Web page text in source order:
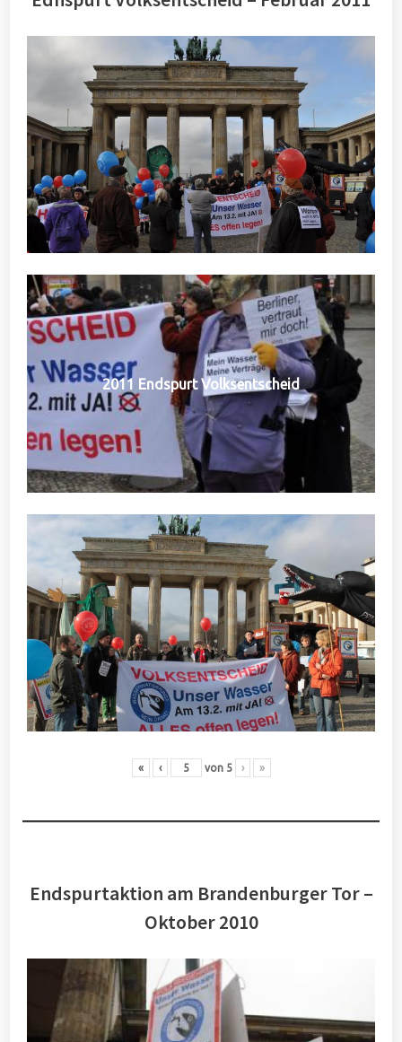
2011 Endspurt Volksentscheid
« ‹ von 5 › »
Endspurtaktion am Brandenburger Tor –
Oktober 2010